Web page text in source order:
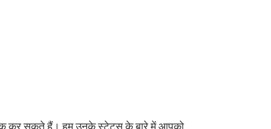
कर सकते हैं। हम उनके स्टेटस के बारे में आपको